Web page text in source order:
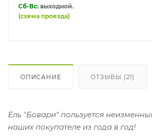
Сб-Вс: выходной.
(схема проезда)
ОПИСАНИЕ ОТЗЫВЫ (21)
Ель "Бовари" пользуется
наших покупателе из года в год!